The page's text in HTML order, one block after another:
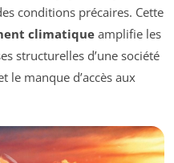
conditions précaires. Cette
climatique amplifie les
structurelles d’une société
le manque d’accès aux